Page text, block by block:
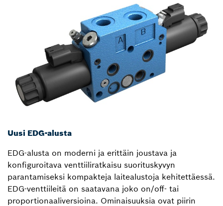
Uusi EDG-alusta
EDG-alusta on moderni ja erittäin joustava ja
konfiguroitava venttiiliratkaisu suorituskyvyn
parantamiseksi kompakteja laitealustoja kehitettäessä.
EDG-venttiileitä on saatavana joko on/off- tai
proportionaaliversioina. Ominaisuuksia ovat piirin